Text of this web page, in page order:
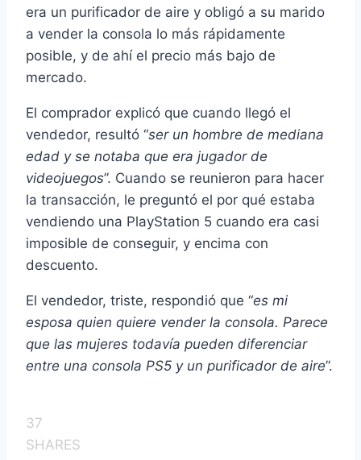
era un purificador de aire y obligó a su marido
a vender la consola lo más rápidamente
posible, y de ahí el precio más bajo de
mercado.
El comprador explicó que cuando llegó el
vendedor, resultó “ser un hombre de mediana
edad y se notaba que era jugador de
videojuegos”. Cuando se reunieron para hacer
la transacción, le preguntó el por qué estaba
vendiendo una PlayStation 5 cuando era casi
imposible de conseguir, y encima con
descuento.
El vendedor, triste, respondió que “es mi
esposa quien quiere vender la consola. Parece
que las mujeres todavía pueden diferenciar
entre una consola PS5 y un purificador de aire”.
37
SHARES